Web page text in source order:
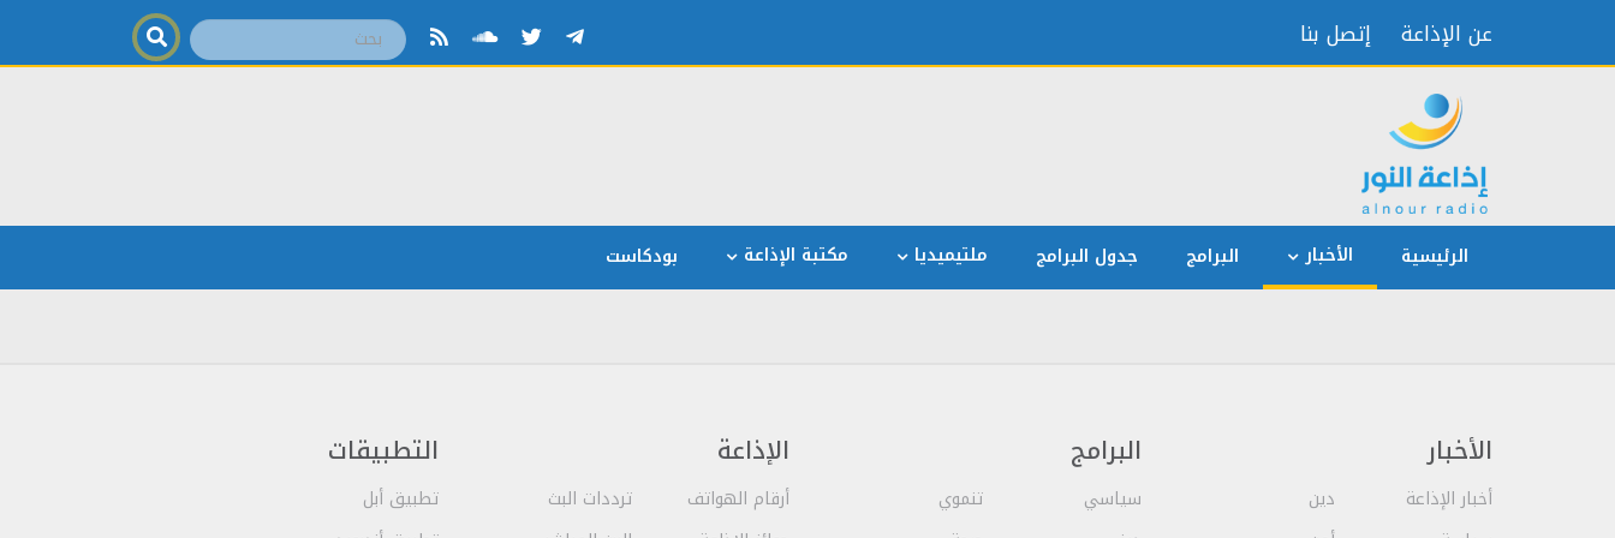
عن الإذاعة إتصل بنا
الرئيسية الأخبار البرامج جدول البرامج ملتيميديا مكتبة الإذاعة بودكاست
الأخبار
أخبار الإذاعة
دين
البرامج
سياسي
تنموي
الإذاعة
أرقام الهواتف
ترددات البث
التطبيقات
تطبيق أبل